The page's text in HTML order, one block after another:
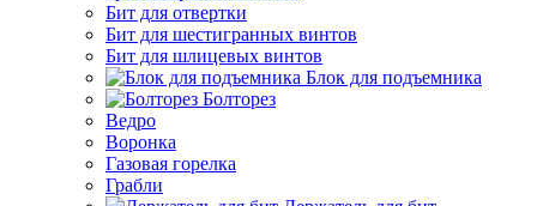
Бит для отвертки
Бит для шестигранных винтов
Бит для шлицевых винтов
Блок для подъемника
Болторез
Ведро
Воронка
Газовая горелка
Грабли